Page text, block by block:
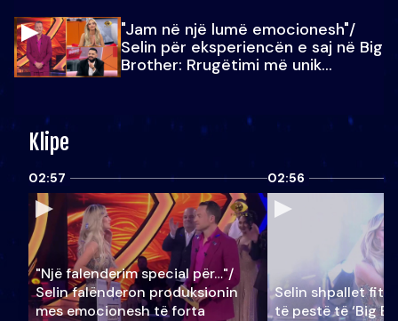
"Jam në një lumë emocionesh"/
Selin për eksperiencën e saj në Big
Brother: Rrugëtimi më unik…
Klipe
02:57
"Një falenderim special për…"/
Selin falënderon produksionin
mes emocionesh të forta
02:56
Selin shpallet
të pestë të ‘Big